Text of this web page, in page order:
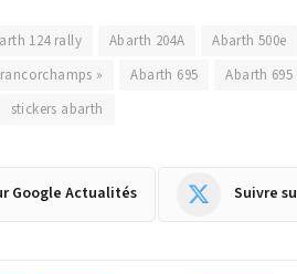
124 rally Abarth 204A Abarth 500e
» Abarth 695 Abarth 695
stickers abarth
Google Actualités Suivre